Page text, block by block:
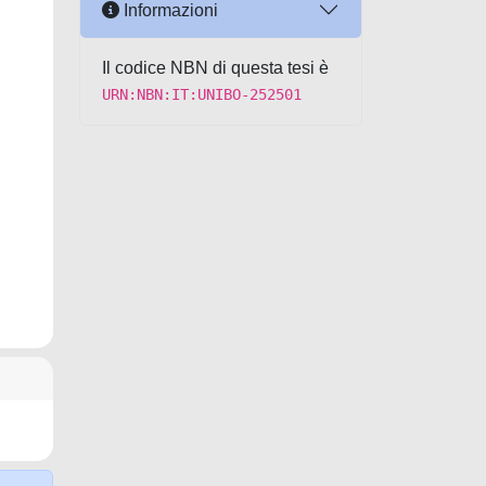
Informazioni
Il codice NBN di questa tesi è
URN:NBN:IT:UNIBO-252501